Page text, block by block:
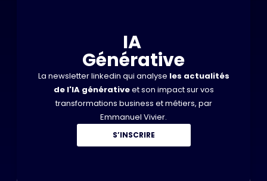
IA
Générative
La newsletter linkedin qui analyse les actualités
de l'IA générativeet son impact sur vos
transformations business et métiers, par
Emmanuel Vivier.
S’INSCRIRE